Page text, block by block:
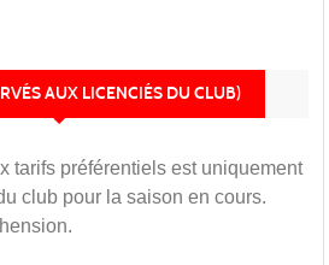
AUX LICENCIÉS DU CLUB)
tarifs préférentiels est uniquement
club pour la saison en cours.